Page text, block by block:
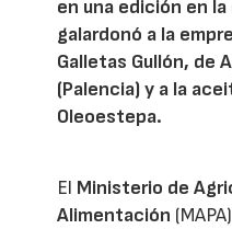
en una edición en
galardonó a la
Galletas Gullón, de
(Palencia) y a la
Oleoestepa.
El Ministerio de
Alimentación